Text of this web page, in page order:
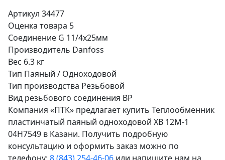
Артикул 34477
Оценка товара 5
Соединение G 11/4х25мм
Производитель Danfoss
Вес 6.3 кг
Тип Паяный / Одноходовой
Тип производства Резьбовой
Вид резьбового соединения ВР
Компания «ПТК» предлагает купить Теплообменник
пластинчатый паяный одноходовой XB 12M-1
04H7549 в Казани. Получить подробную
консультацию и оформить заказ можно по